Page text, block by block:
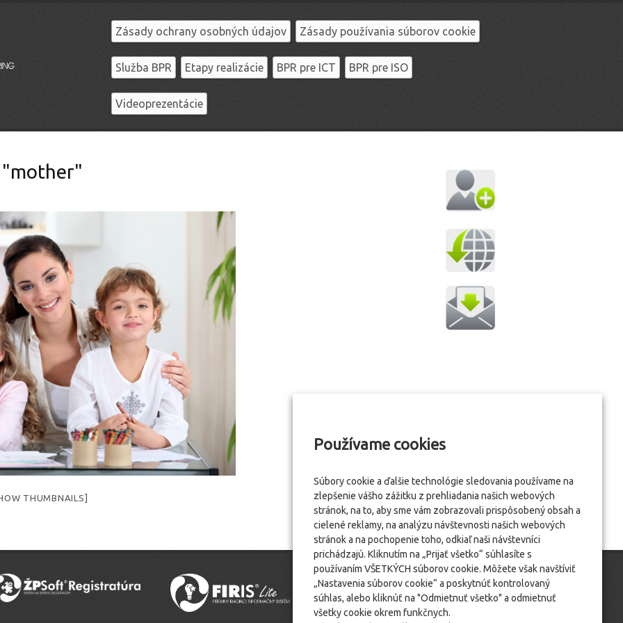
Zásady ochrany osobných údajov Zásady používania súborov cookie
Služba BPR Etapy realizácie BPR pre ICT BPR pre ISO
Videoprezentácie
"mother"
THUMBNAILS]
Používame cookies
Súbory cookie a ďalšie technológie sledovania používame na
zlepšenie vášho zážitku z prehliadania našich webových
stránok, na to, aby sme vám zobrazovali prispôsobený obsah a
cielené reklamy, na analýzu návštevnosti našich webových
stránok a na pochopenie toho, odkiaľ naši návštevníci
prichádzajú. Kliknutím na „Prijať všetko“ súhlasíte s
používaním VŠETKÝCH súborov cookie. Môžete však navštíviť
„Nastavenia súborov cookie“ a poskytnúť kontrolovaný
súhlas, alebo kliknúť na "Odmietnuť všetko" a odmietnuť
všetky cookie okrem funkčnych.